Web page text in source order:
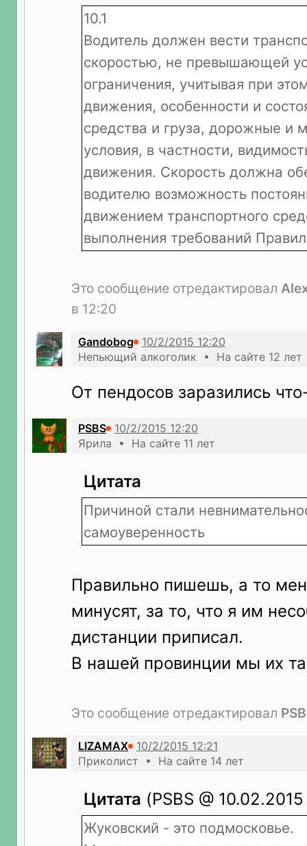
10.1
Водитель должен вести
скоростью, не превышающей
ограничения, учитывая при
движения, особенности и
средства и груза, дорожные и
условия, в частности,
движения. Скорость должна
водителю возможность
движением транспортного
выполнения требований
Это сообщение отредактировал
в 12:20
Gandobog
Непьющий алкоголик • На сайте 12 лет
От пендосов заразились
PSBS
Ярила • На сайте 11 лет
Цитата
Причиной стали
самоуверенность
Правильно пишешь, а то
минусят, за то, что я им
дистанции приписал.
В нашей провинции мы их
Это сообщение отредактировал
LIZAMAX
Приколист • На сайте 14 лет
Цитата (PSBS @
Жуковский - это подмосковье.